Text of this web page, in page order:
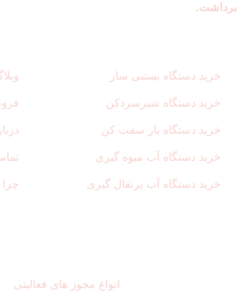
برداشت.
خرید دستگاه بستنی ساز
خرید دستگاه شیرسردکن
خرید دستگاه بار سفت کن
خرید دستگاه آب میوه گیری
خرید دستگاه آب پرتقال گیری
انواع مجوز های فعالیتی